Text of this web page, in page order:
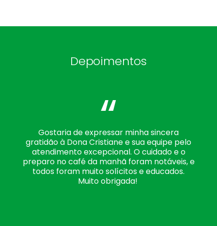
Depoimentos
“
Gostaria de expressar minha sincera
gratidão à Dona Cristiane e sua equipe pelo
atendimento excepcional. O cuidado e o
preparo no café da manhã foram notáveis, e
todos foram muito solícitos e educados.
Muito obrigada!